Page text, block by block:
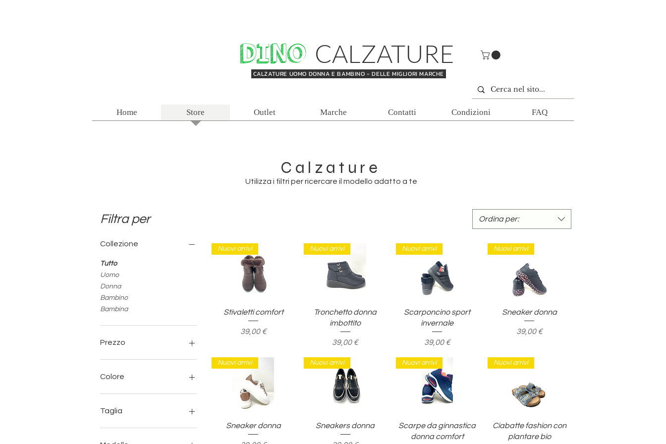
DINO
CALZATURE UOMO DONNA E BAMBINO - DELLE MIGLIORI MARCHE
CALZATURE
Home Store Outlet Marche Contatti Condizioni FAQ
Calzature
Utilizza i filtri per ricercare il modello adatto a te
Filtra per
Collezione
Tutto
Uomo
Donna
Bambino
Bambina
Prezzo
Colore
Taglia
25
Ordina per:
Vista rapida
Nuovi arrivi
Stivaletti comfort
Prezzo
39,00 €
Vista rapida
Nuovi arrivi
Tronchetto donna
imbottito
Prezzo
39,00 €
Vista rapida
Nuovi arrivi
Scarponcino sport
invernale
Prezzo
39,00 €
Vista rapida
Nuovi arrivi
Sneaker donna
Prezzo
39,00 €
Vista rapida
Nuovi arrivi
Sneaker donna Vista rapida
Nuovi arrivi
Sneakers donna Vista rapida
Nuovi arrivi
Scarpe da ginnastica
donna comfort
Vista rapida
Nuovi arrivi
Ciabatte fashion con
plantare bio